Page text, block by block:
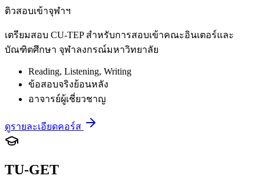
ติวสอบเข้าจุฬาฯ
เตรียมสอบ CU-TEP สำหรับการสอบเข้าคณะอินเตอร์และ
บัณฑิตศึกษา จุฬาลงกรณ์มหาวิทยาลัย
Reading, Listening, Writing
ข้อสอบจริงย้อนหลัง
อาจารย์ผู้เชี่ยวชาญ
ดูรายละเอียดคอร์ส
TU-GET